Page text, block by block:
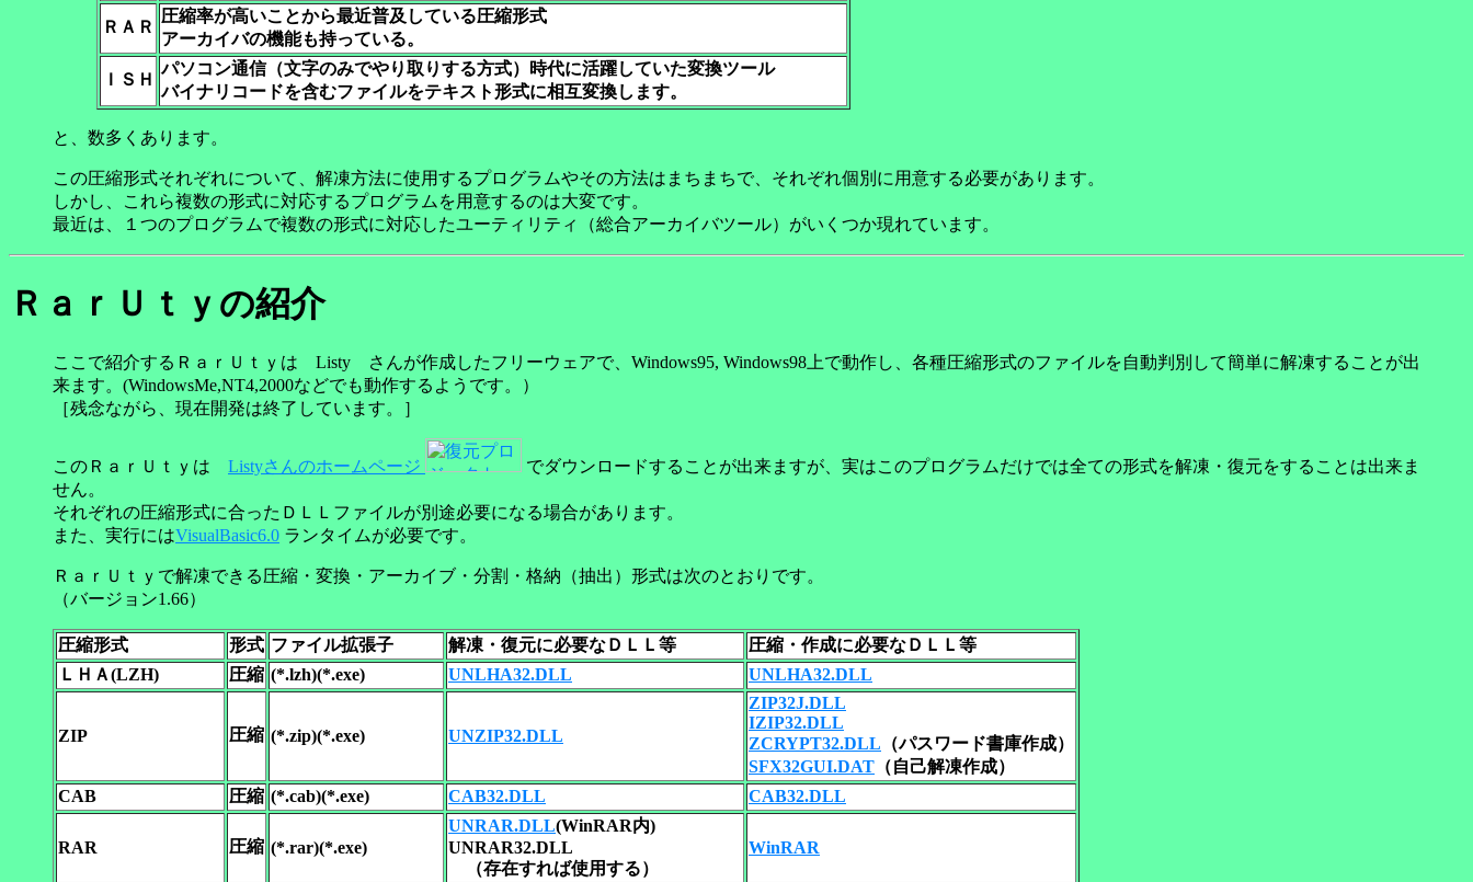
ＲＡＲ
圧縮率が高いことから最近普及している圧縮形式
アーカイバの機能も持っている。
ＩＳＨ
パソコン通信（文字のみでやり取りする方式）時代に活躍していた変換ツール
バイナリコードを含むファイルをテキスト形式に相互変換します。
と、数多くあります。
この圧縮形式それぞれについて、解凍方法に使用するプログラムやその方法はまちまちで、それぞれ個別に用意する必要があります。
しかし、これら複数の形式に対応するプログラムを用意するのは大変です。
最近は、１つのプログラムで複数の形式に対応したユーティリティ（総合アーカイバツール）がいくつか現れています。
ＲａｒＵｔｙの紹介
ここで紹介するＲａｒＵｔｙは Listy さんが作成したフリーウェアで、Windows95, Windows98上で動作し、各種圧縮形式のファイルを自動判別して簡単に解凍することが出
来ます。(WindowsMe,NT4,2000などでも動作するようです。）
［残念ながら、現在開発は終了しています。］
このＲａｒＵｔｙは Listyさんのホームページ
でダウンロードすることが出来ますが、実はこのプログラムだけでは全ての形式を解凍・復元をすることは出来ま
せん。
それぞれの圧縮形式に合ったＤＬＬファイルが別途必要になる場合があります。
また、実行にはVisualBasic6.0 ランタイムが必要です。
ＲａｒＵｔｙで解凍できる圧縮・変換・アーカイブ・分割・格納（抽出）形式は次のとおりです。
（バージョン1.66）
圧縮形式 形式 ファイル拡張子 解凍・復元に必要なＤＬＬ等
圧縮・作成に必要なＤＬＬ等
ＬＨＡ(LZH)
圧縮 (*.lzh)(*.exe) UNLHA32.DLL UNLHA32.DLL
ZIP 圧縮 (*.zip)(*.exe) UNZIP32.DLL
ZIP32J.DLL
IZIP32.DLL
ZCRYPT32.DLL （パスワード書庫作成）
SFX32GUI.DAT （自己解凍作成）
CAB
圧縮 (*.cab)(*.exe) CAB32.DLL CAB32.DLL
RAR 圧縮 (*.rar)(*.exe)
UNRAR.DLL(WinRAR内)
UNRAR32.DLL
（存在すれば使用する）
WinRAR